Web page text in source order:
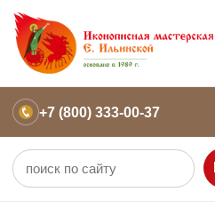
+7 (800) 333-00-37